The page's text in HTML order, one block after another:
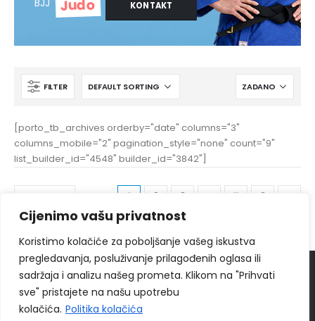
Cijenimo vašu privatnost
Koristimo kolačiće za poboljšanje vašeg iskustva
pregledavanja, posluživanje prilagođenih oglasa ili
sadržaja i analizu našeg prometa. Klikom na "Prihvati
sve" pristajete na našu upotrebu
kolačića. Politika kolačića
Judo KONTAKT
FILTER
[porto_tb_archives orderby="date" columns="3"
columns_mobile="2" pagination_style="none" count="9"
list_builder_id="4548" builder_id="3842"]
1 2 3 5 6
© 2024 Ippon Shop BiH Sva prava zadržava
Web Design "CanaC.ba